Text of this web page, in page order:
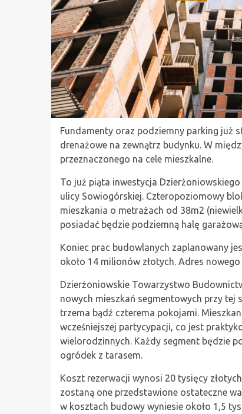
Fundamenty oraz podziemny parking już
drenażowe na zewnątrz budynku. W
przeznaczonego na cele mieszkalne.
To już piąta inwestycja
ulicy Sowiogórskiej. Czteropoziomowy
mieszkania o metrażach od 38m2
posiadać będzie podziemną halę
Koniec prac budowlanych zaplanowany
około 14 milionów złotych. Adres
Dzierżoniowskie Towarzystwo
nowych mieszkań segmentowych przy tej
trzema bądź czterema pokojami.
wcześniejszej partycypacji, co jest
wielorodzinnych. Każdy segment będzie
ogródek z tarasem.
Koszt rezerwacji wynosi 20 tysięcy
zostaną one przedstawione ostateczne
w kosztach budowy wyniesie około 1,5